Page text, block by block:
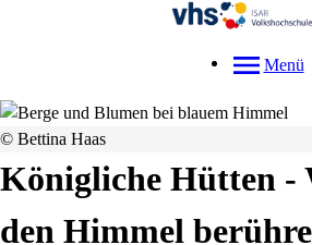
Menü
© Bettina Haas
Königliche Hütten -
den Himmel